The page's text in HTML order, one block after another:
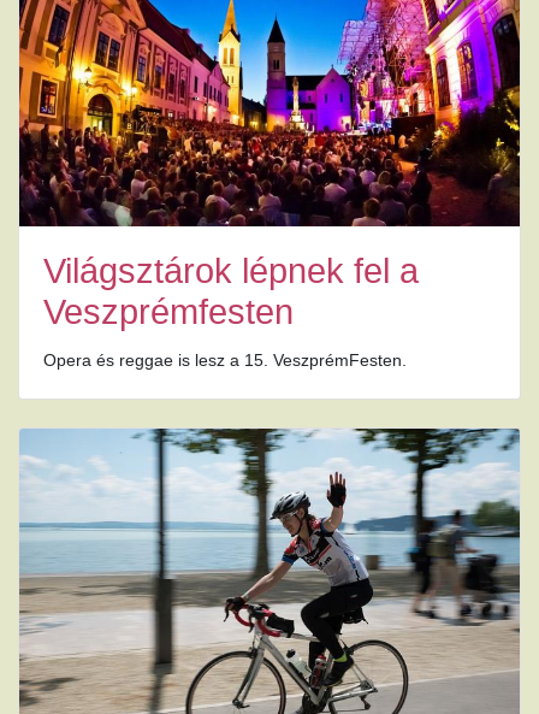
Világsztárok lépnek fel a
Veszprémfesten
Opera és reggae is lesz a 15. VeszprémFesten.